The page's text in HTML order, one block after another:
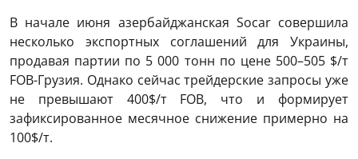
В начале июня азербайджанская Socar совершила
несколько экспортных соглашений для Украины,
продавая партии по 5 000 тонн по цене 500–505 $/т
FOB-Грузия. Однако сейчас трейдерские запросы уже
не превышают 400$/т FOB, что и формирует
зафиксированное месячное снижение примерно на
100$/т.